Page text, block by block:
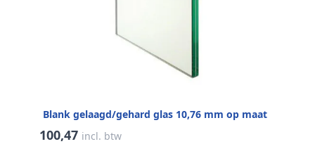
Blank gelaagd/gehard glas 10,76 mm op maat
100,47 incl. btw